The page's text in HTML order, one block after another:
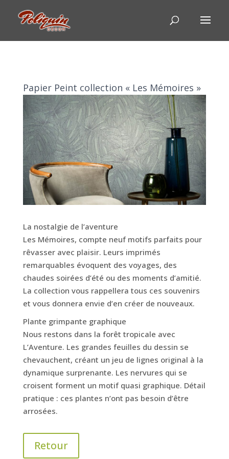
Papier Peint collection « Les Mémoires »
La nostalgie de l’aventure
Les Mémoires, compte neuf motifs parfaits pour
rêvasser avec plaisir. Leurs imprimés
remarquables évoquent des voyages, des
chaudes soirées d’été ou des moments d’amitié.
La collection vous rappellera tous ces souvenirs
et vous donnera envie d’en créer de nouveaux.
Plante grimpante graphique
Nous restons dans la forêt tropicale avec
L’Aventure. Les grandes feuilles du dessin se
chevauchent, créant un jeu de lignes original à la
dynamique surprenante. Les nervures qui se
croisent forment un motif quasi graphique. Détail
pratique : ces plantes n’ont pas besoin d’être
arrosées.
Retour